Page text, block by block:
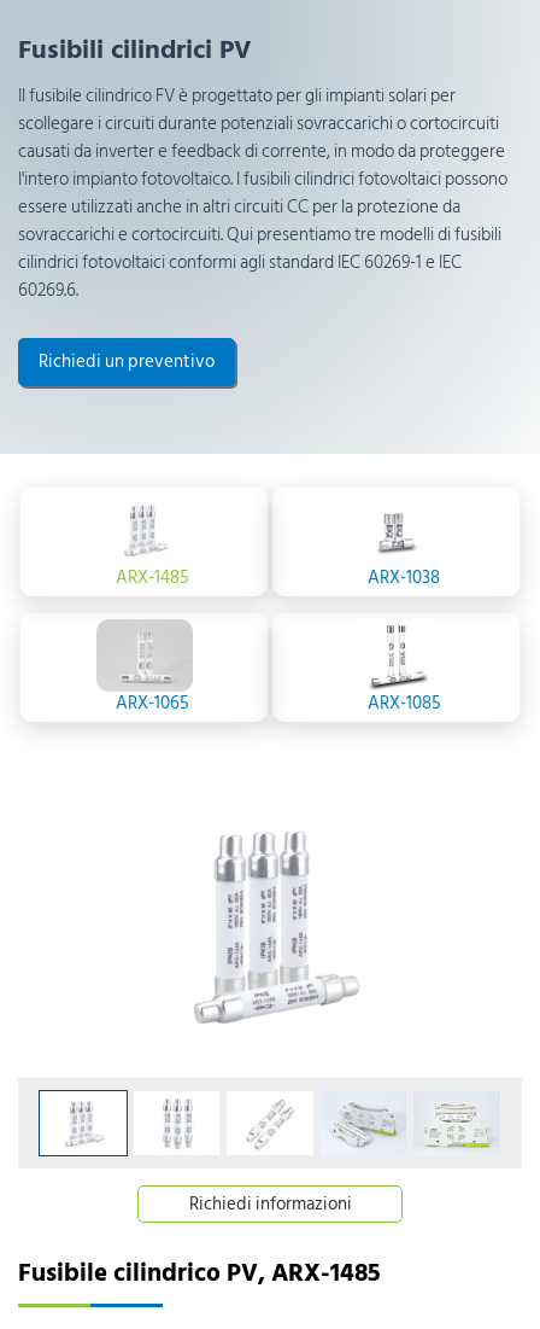
Fusibili cilindrici PV
Il fusibile cilindrico FV è progettato per gli impianti solari per
scollegare i circuiti durante potenziali sovraccarichi o cortocircuiti
causati da inverter e feedback di corrente, in modo da proteggere
l'intero impianto fotovoltaico. I fusibili cilindrici fotovoltaici possono
essere utilizzati anche in altri circuiti CC per la protezione da
sovraccarichi e cortocircuiti. Qui presentiamo tre modelli di fusibili
cilindrici fotovoltaici conformi agli standard IEC 60269-1 e IEC
60269.6.
Richiedi un preventivo
ARX-1485 ARX-1038
ARX-1065 ARX-1085
Richiedi informazioni
Fusibile cilindrico PV, ARX-1485